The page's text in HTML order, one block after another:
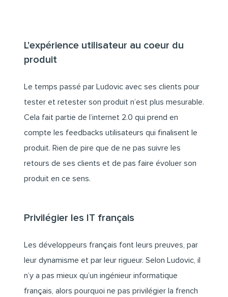
L'expérience utilisateur au coeur du
produit
Le temps passé par Ludovic avec ses clients pour
tester et retester son produit n’est plus mesurable.
Cela fait partie de l’internet 2.0 qui prend en
compte les feedbacks utilisateurs qui finalisent le
produit. Rien de pire que de ne pas suivre les
retours de ses clients et de pas faire évoluer son
produit en ce sens.
Privilégier les IT français
Les développeurs français font leurs preuves, par
leur dynamisme et par leur rigueur. Selon Ludovic, il
n’y a pas mieux qu’un ingénieur informatique
français, alors pourquoi ne pas privilégier la french